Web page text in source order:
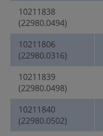
10211838
(22980.0494)
10211806
(22980.0316)
10211839
(22980.0498)
10211840
(22980.0502)